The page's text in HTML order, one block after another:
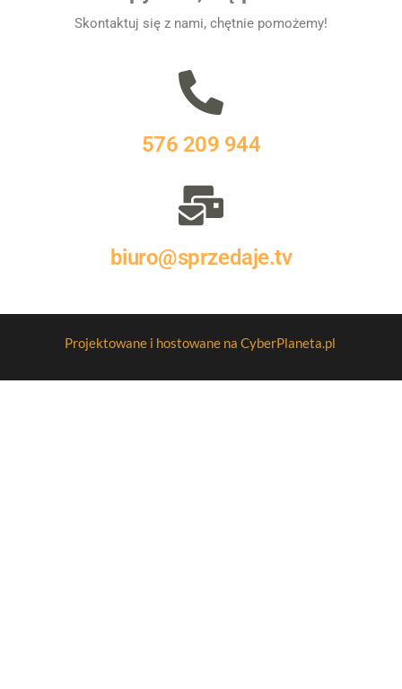
Skontaktuj się z nami, chętnie pomożemy!
576 209 944
biuro@sprzedaje.tv
Projektowane i hostowane na CyberPlaneta.pl